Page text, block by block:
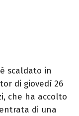
scaldato in
di giovedì 26
che ha accolto
di una